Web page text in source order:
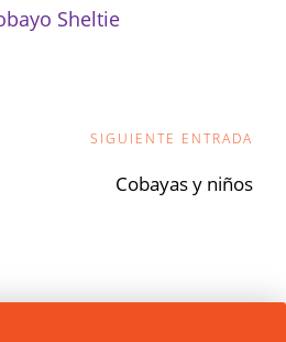
Sheltie
SIGUIENTE ENTRADA
Cobayas y niños